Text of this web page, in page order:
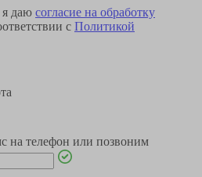
даю согласие на обработку
с Политикой
на телефон или позвоним